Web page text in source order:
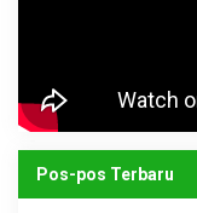
Pos-pos Terbaru